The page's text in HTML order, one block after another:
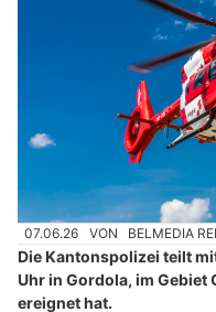
07.06.26 VON BELMEDIA
Die Kantonspolizei teilt
Uhr in Gordola, im Gebiet
ereignet hat.